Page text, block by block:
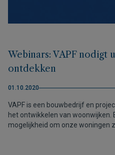
Webinars: VAPF nodigt
ontdekken
01.10.2020
VAPF is een bouwbedrijf en
het ontwikkelen van woonwijken.
mogelijkheid om onze woningen